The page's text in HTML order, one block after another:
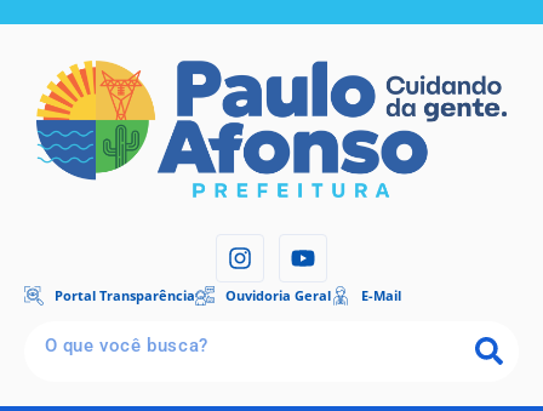
Portal Transparência Ouvidoria Geral E-Mail